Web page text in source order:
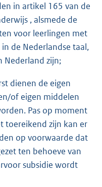
in artikel 165 van de
, alsmede de
voor leerlingen met
de Nederlandse taal,
Nederland zijn;
dienen de eigen
of eigen middelen
Pas op moment
toereikend zijn kan er
op voorwaarde dat
ten behoeve van
subsidie wordt